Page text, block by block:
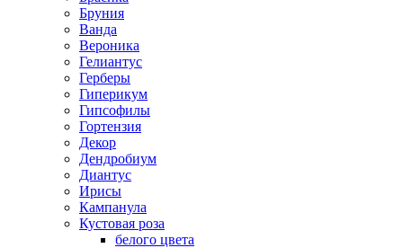
Бруния
Ванда
Вероника
Гелиантус
Герберы
Гиперикум
Гипсофилы
Гортензия
Декор
Дендробиум
Диантус
Ирисы
Кампанула
Кустовая роза
белого цвета